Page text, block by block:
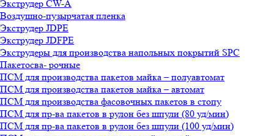
Экструдер CW-A
Воздушно-пузырчатая пленка
Экструдер JDPE
Экструдер JDFPE
Экструдеры для производства напольных покрытий SPC
Пакетосва- рочные
ПСМ для производства пакетов майка – полуавтомат
ПСМ для производства пакетов майка – автомат
ПСМ для производства фасовочных пакетов в стопу
ПСМ для пр-ва пакетов в рулон без шпули (80 уд/мин)
ПСМ для пр-ва пакетов в рулон без шпули (100 уд/мин)